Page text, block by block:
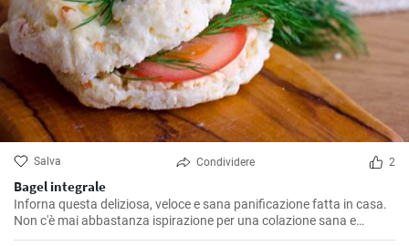
Salva Condividere 2
Bagel integrale
Inforna questa deliziosa, veloce e sana panificazione fatta in casa.
Non c'è mai abbastanza ispirazione per una colazione sana e
gustosa.